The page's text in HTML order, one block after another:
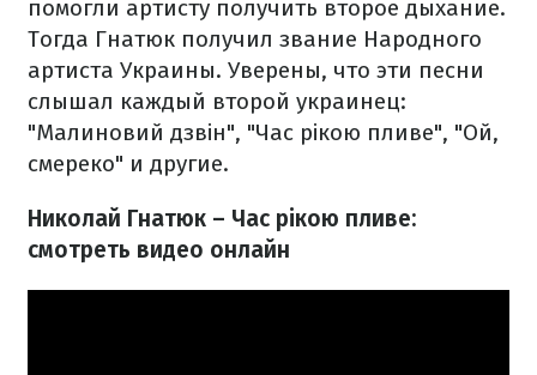
помогли артисту получить второе дыхание.
Тогда Гнатюк получил звание Народного
артиста Украины. Уверены, что эти песни
слышал каждый второй украинец:
"Малиновий дзвін", "Час рікою пливе", "Ой,
смереко" и другие.
Николай Гнатюк – Час рікою пливе:
смотреть видео онлайн